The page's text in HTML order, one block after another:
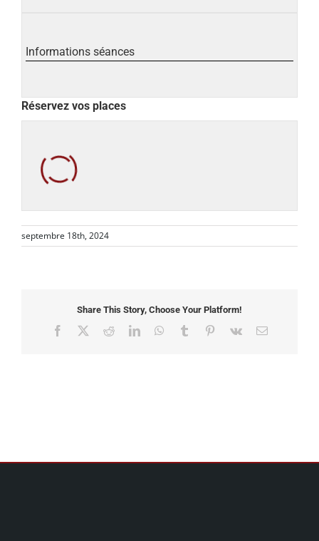
Informations séances
Réservez vos places
septembre 18th, 2024
Share This Story, Choose Your Platform!
Facebook RedditLinkedInWhatsApp
Tumblr Pinterest
Vk Email